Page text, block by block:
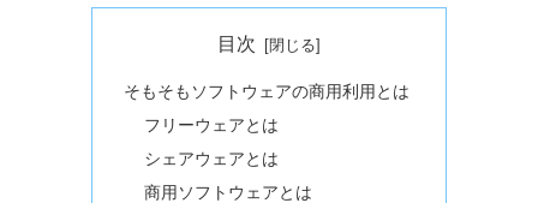
目次
そもそもソフトウェアの商用利用とは
フリーウェアとは
シェアウェアとは
商用ソフトウェアとは